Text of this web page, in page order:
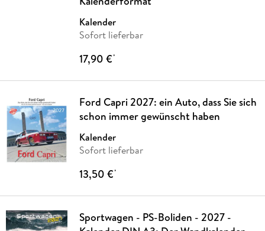
Kalender
Sofort lieferbar
17,90 €*
Ford Capri 2027: ein Auto, dass Sie sich
schon immer gewünscht haben
Kalender
Sofort lieferbar
13,50 €*
Sportwagen - PS-Boliden - 2027 -